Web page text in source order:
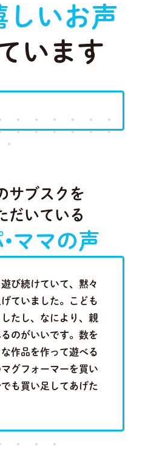
しいお声
います
サブスクを
だいている
ママの声
び続けていて、黙々
ていました。こども
たし、なにより、親
のがいいです。数を
作品を作って遊べる
グフォーマーを買い
も買い足してあげた